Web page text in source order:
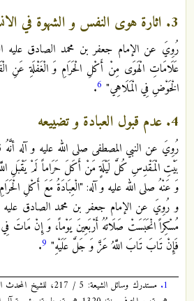
3. اثارة هوى النفس و الشهوة في الانسان
رُوِيَ عن الإمام جعفر بن محمد الصادق
عَلَامَاتِ الْهَوَى مِنْ أَكْلِ‏ الْحَرَامِ‏ وَ الْغَفْلَةِ عَنِ
الْخَوْضِ فِي الْمَلَاهِي‏" 6
.
4. عدم قبول العبادة و تضييعه
رُوِيَ عن النبي المصطفى صلى الله عليه و آله
بَيْتِ الْمَقْدِسِ كُلَّ لَيْلَةٍ مَنْ أَكَلَ حَرَاماً لَمْ يَقْبَلِ
وَ عَنْهُ صلى الله عليه و آله:‏ "الْعِبَادَةُ مَعَ أَكْلِ‏
و رُوِيَ عن الإمام جعفر بن محمد الصادق
مُسْكِراً انْحَبَسَتْ صَلَاتُهُ أَرْبَعِينَ يَوْماً، وَ إِنْ مَاتَ
فَإِنْ تَابَ تَابَ اللَّهُ عَزَّ وَ جَلَّ عَلَيْهِ" 9
.
1.